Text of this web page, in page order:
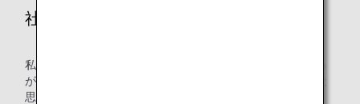
社員提案に至ったきっかけは？
私の実家はぶどう農家ということもあり、採れたてのぶどう
が一番おいしいし、多くの人に新鮮な状態で食べてほしいと
思っていました。